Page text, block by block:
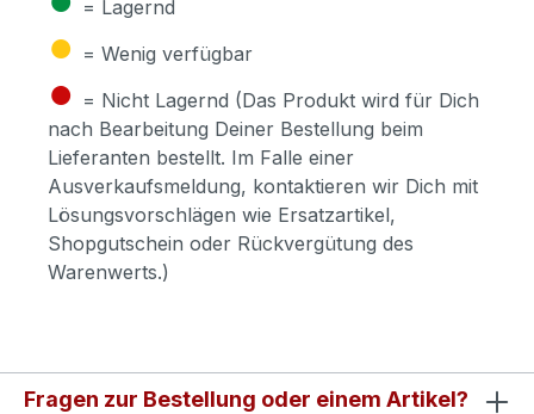
= Lagernd
● = Wenig verfügbar
● = Nicht Lagernd (Das Produkt wird für Dich
nach Bearbeitung Deiner Bestellung beim
Lieferanten bestellt. Im Falle einer
Ausverkaufsmeldung, kontaktieren wir Dich mit
Lösungsvorschlägen wie Ersatzartikel,
Shopgutschein oder Rückvergütung des
Warenwerts.)
Fragen zur Bestellung oder einem Artikel?